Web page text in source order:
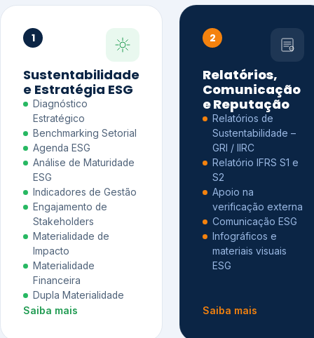
1
Sustentabilidade
e Estratégia ESG
Diagnóstico
Estratégico
Benchmarking Setorial
Agenda ESG
Análise de Maturidade
ESG
Indicadores de Gestão
Engajamento de
Stakeholders
Materialidade de
Impacto
Materialidade
Financeira
Dupla Materialidade
Saiba mais
2
Relatórios,
Comunicação
e Reputação
Relatórios de
Sustentabilidade –
GRI / IIRC
Relatório IFRS S1 e
S2
Apoio na
verificação externa
Comunicação ESG
Infográficos e
materiais visuais
ESG
Saiba mais